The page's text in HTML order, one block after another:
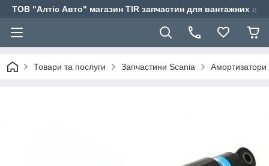
ТОВ "Алтіс Авто" магазин TIR запчастин для вантажних
Товари та послуги Запчастини Scania Амортизатори